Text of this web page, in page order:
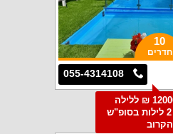
10
חדרים
055-4314108
החל מ12000 ₪ ללילה
למזמינים 2 לילות בסופ"ש
הקרוב